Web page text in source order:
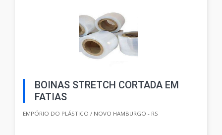
BOINAS STRETCH CORTADA EM
FATIAS
EMPÓRIO DO PLÁSTICO / NOVO HAMBURGO - RS